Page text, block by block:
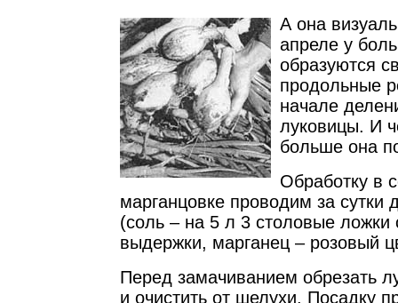
А она
апреле у
образуются
продольные
начале
луковицы. И
больше она
Обработку в
марганцовке проводим за сутки
(соль – на 5 л 3 столовые ложки
выдержки, марганец – розовый
Перед замачиванием обрезать
и очистить от шелухи. Посадку